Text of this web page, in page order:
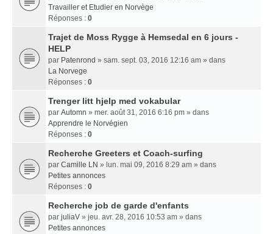
Travailler et Etudier en Norvège
Réponses : 0
Trajet de Moss Rygge à Hemsedal en 6 jours -
HELP
par Patenrond » sam. sept. 03, 2016 12:16 am » dans
La Norvege
Réponses : 0
Trenger litt hjelp med vokabular
par Automn » mer. août 31, 2016 6:16 pm » dans
Apprendre le Norvégien
Réponses : 0
Recherche Greeters et Coach-surfing
par Camille LN » lun. mai 09, 2016 8:29 am » dans
Petites annonces
Réponses : 0
Recherche job de garde d'enfants
par juliaV » jeu. avr. 28, 2016 10:53 am » dans
Petites annonces